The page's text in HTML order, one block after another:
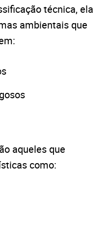
técnica, ela
ambientais que
aqueles que
como: